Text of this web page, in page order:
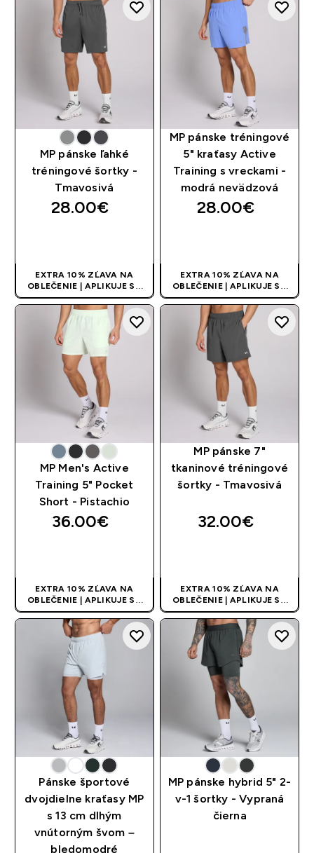
MP pánske ľahké
tréningové šortky -
Tmavosivá
28.00€‎
EXTRA 10% ZĽAVA NA
OBLEČENIE | APLIKUJE SA
AUTOMATICKY PRI KÚPE 3
KS
MP pánske tréningové
5" kraťasy Active
Training s vreckami -
modrá nevädzová
28.00€‎
EXTRA 10% ZĽAVA NA
OBLEČENIE | APLIKUJE SA
AUTOMATICKY PRI KÚPE 3
KS
MP Men's Active
Training 5" Pocket
Short - Pistachio
36.00€‎
EXTRA 10% ZĽAVA NA
OBLEČENIE | APLIKUJE SA
AUTOMATICKY PRI KÚPE 3
KS
MP pánske 7"
tkaninové tréningové
šortky - Tmavosivá
32.00€‎
EXTRA 10% ZĽAVA NA
OBLEČENIE | APLIKUJE SA
AUTOMATICKY PRI KÚPE 3
KS
Pánske športové
dvojdielne kraťasy MP
s 13 cm dlhým
vnútorným švom –
bledomodré
MP pánske hybrid 5" 2-
v-1 šortky - Vypraná
čierna